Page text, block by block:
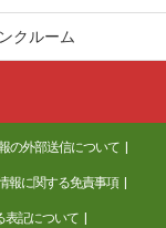
クルーム
の外部送信について
報に関する免責事項
表記について